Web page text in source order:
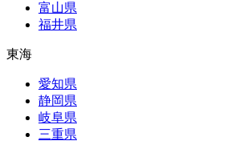
富山県
福井県
東海
愛知県
静岡県
岐阜県
三重県